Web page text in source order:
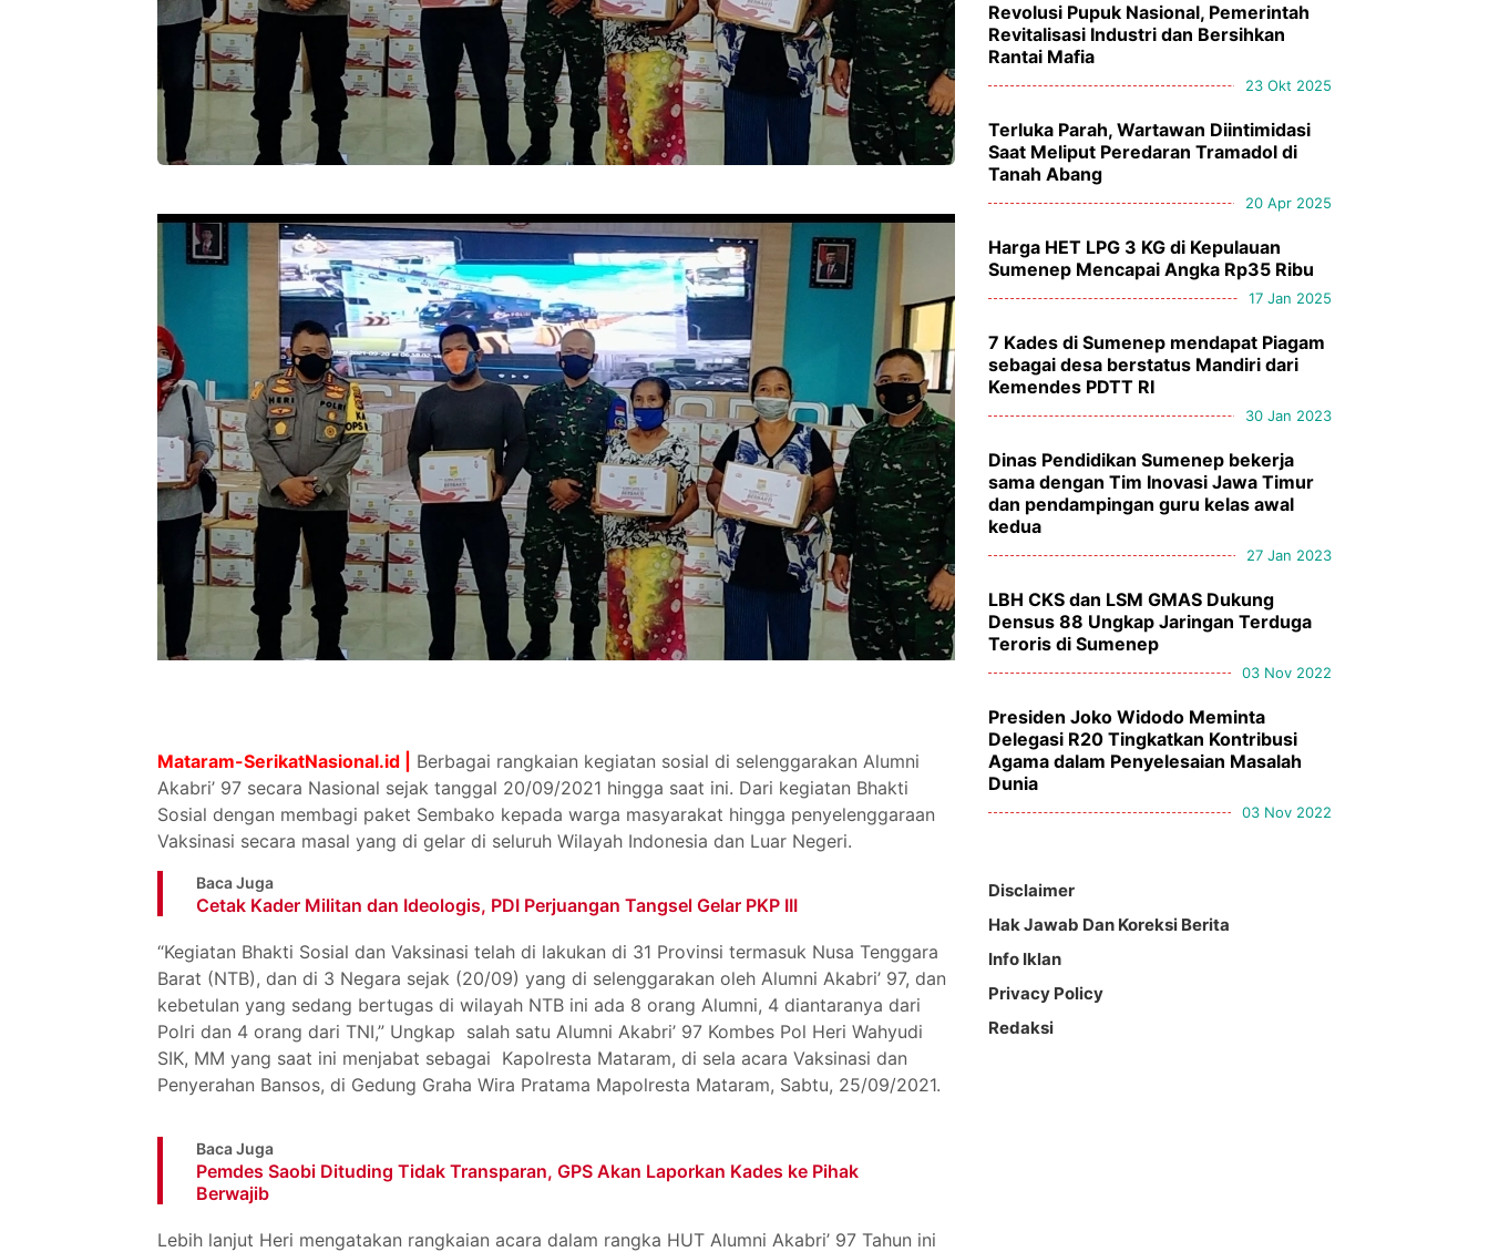
Mataram-SerikatNasional.id |
Berbagai rangkaian kegiatan sosial di selenggarakan Alumni
Akabri’ 97 secara Nasional sejak tanggal 20/09/2021 hingga saat ini. Dari kegiatan Bhakti
Sosial dengan membagi paket Sembako kepada warga masyarakat hingga penyelenggaraan
Vaksinasi secara masal yang di gelar di seluruh Wilayah Indonesia dan Luar Negeri.
Baca Juga
Cetak Kader Militan dan Ideologis, PDI Perjuangan Tangsel Gelar PKP III
“Kegiatan Bhakti Sosial dan Vaksinasi telah di lakukan di 31 Provinsi termasuk Nusa Tenggara
Barat (NTB), dan di 3 Negara sejak (20/09) yang di selenggarakan oleh Alumni Akabri’ 97, dan
kebetulan yang sedang bertugas di wilayah NTB ini ada 8 orang Alumni, 4 diantaranya dari
Polri dan 4 orang dari TNI,” Ungkap salah satu Alumni Akabri’ 97 Kombes Pol Heri Wahyudi
SIK, MM yang saat ini menjabat sebagai Kapolresta Mataram, di sela acara Vaksinasi dan
Penyerahan Bansos, di Gedung Graha Wira Pratama Mapolresta Mataram, Sabtu, 25/09/2021.
Baca Juga
Pemdes Saobi Dituding Tidak Transparan, GPS Akan Laporkan Kades ke Pihak
Berwajib
Lebih lanjut Heri mengatakan rangkaian acara dalam rangka HUT Alumni Akabri’ 97 Tahun ini
Revolusi Pupuk Nasional, Pemerintah
Revitalisasi Industri dan Bersihkan
Rantai Mafia
23 Okt 2025
Terluka Parah, Wartawan Diintimidasi
Saat Meliput Peredaran Tramadol di
Tanah Abang
20 Apr 2025
Harga HET LPG 3 KG di Kepulauan
Sumenep Mencapai Angka Rp35 Ribu
17 Jan 2025
7 Kades di Sumenep mendapat Piagam
sebagai desa berstatus Mandiri dari
Kemendes PDTT RI
30 Jan 2023
Dinas Pendidikan Sumenep bekerja
sama dengan Tim Inovasi Jawa Timur
dan pendampingan guru kelas awal
kedua
27 Jan 2023
LBH CKS dan LSM GMAS Dukung
Densus 88 Ungkap Jaringan Terduga
Teroris di Sumenep
03 Nov 2022
Presiden Joko Widodo Meminta
Delegasi R20 Tingkatkan Kontribusi
Agama dalam Penyelesaian Masalah
Dunia
03 Nov 2022
Disclaimer
Hak Jawab Dan Koreksi Berita
Info Iklan
Privacy Policy
Redaksi